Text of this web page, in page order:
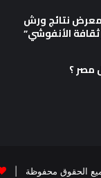
معرض نتائج ورش
الأنفوشي”
مصر ؟